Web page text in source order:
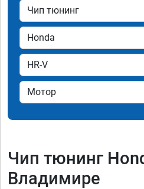
Чип тюнинг
Владимире